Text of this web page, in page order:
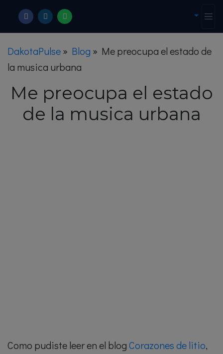
DakotaPulse» Blog » Me preocupa el estado de
la musica urbana
Me preocupa el estado
de la musica urbana
Como pudiste leer en el blogCorazones de litio,